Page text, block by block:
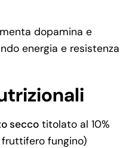
dopamina e
energia e resistenza
secco titolato al 10%
fungino)